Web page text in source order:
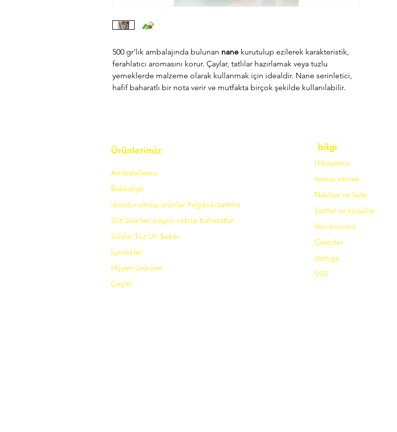
500 gr'lık ambalajında bulunan nane kurutulup ezilerek karakteristik,
ferahlatıcı aromasını korur. Çaylar, tatlılar hazırlamak veya tuzlu
yemeklerde malzeme olarak kullanmak için idealdir. Nane serinletici,
hafif baharatlı bir nota verir ve mutfakta birçok şekilde kullanılabilir.
Ürünlerimiz
Ambalajlama
Bakkaliye
dondurulmuş ürünler Yağda kızartma
Süt ürünleri peynir sebze baharatlar
Soslar Tuz Un Şeker
İçecekler
Hijyen ürünleri
Çeşitli
bilgi
Hikayemiz
temas etmek
Nakliye ve İade
Şartlar ve koşullar
Veri koruma
Çerezler
damga
SSS